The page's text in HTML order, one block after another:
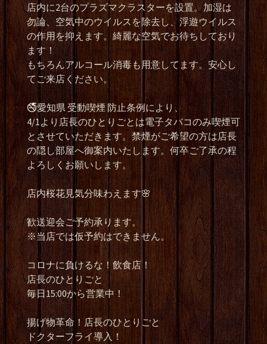
店内に2台のプラズマクラスターを設置。加湿は
勿論、空気中のウイルスを除去し、浮遊ウイルス
の作用を抑えます。綺麗な空気でお待ちしており
ます！
もちろんアルコール消毒も用意してます。安心し
てご来店ください。
🚭愛知県 受動喫煙 防止条例により、
4/1より店長のひとりごとは電子タバコのみ喫煙可
とさせていただきます。禁煙がご希望の方は店長
の隠し部屋へ御案内いたします。何卒ご了承の程
よろしくお願いします。
店内桜花見気分味わえます🌸
歓送迎会ご予約承ります。
※当店では仮予約はできません。
コロナに負けるな！飲食店！
店長のひとりごと
毎日15:00から営業中！
揚げ物革命！店長のひとりごと
ドクターフライ導入！